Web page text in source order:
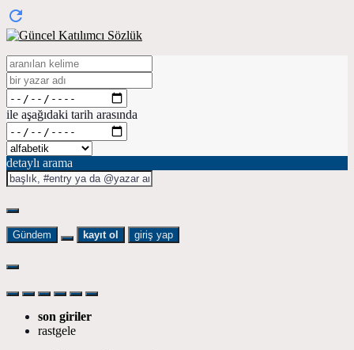
ile aşağıdaki tarih arasında
detaylı arama
Gündem kayıt ol giriş yap
son giriler
rastgele